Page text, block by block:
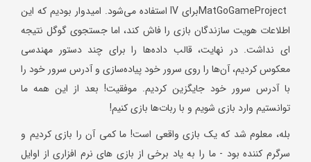
MatGoGameProjectبرای IV استفاده می‌شود. امیدوار بودیم که این
اطلاعات هویت سازندگان بازی را فاش کند، اما جستجوی گوگل نتیجه
ای نداشت. در نهایت، قالب داده‌ها را برای چند دستور مهندسی
معکوس کردیم، آن‌ها را روی سرور خود پیاده‌سازی و آدرس سرور خود را
با آدرس سرور خود جایگزین کردیم. موفقیت! بعد از این همه ما
توانستیم وارد بازی شویم و با ربات‌ها بازی کنیم!
بله، معلوم شد که یک بازی واقعی است! ما کمی آن را بازی کردیم و
سرگرم کننده بود - ما را به یاد برخی از بازی های نرم افزاری از اوایل